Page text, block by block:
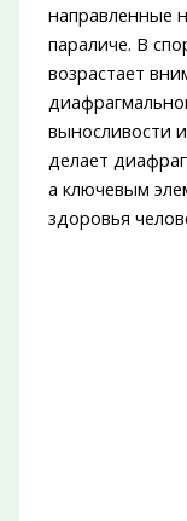
направленные
параличе. В
возрастает
выносливости
делает
а ключевым
здоровья